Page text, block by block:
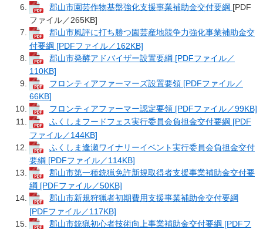
郡山市園芸作物基盤強化支援事業補助金交付要綱 [PDF
ファイル／265KB]
郡山市風評に打ち勝つ園芸産地競争力強化事業補助金交
付要綱 [PDFファイル／162KB]
郡山市発酵アドバイザー設置要綱 [PDFファイル／
110KB]
フロンティアファーマーズ設置要領 [PDFファイル／
66KB]
フロンティアファーマー認定要領 [PDFファイル／99KB]
ふくしまフードフェス実行委員会負担金交付要綱 [PDF
ファイル／144KB]
ふくしま逢瀬ワイナリーイベント実行委員会負担金交付
要綱 [PDFファイル／114KB]
郡山市第一種銃猟免許新規取得者支援事業補助金交付要
綱 [PDFファイル／50KB]
郡山市新規狩猟者初期費用支援事業補助金交付要綱
[PDFファイル／117KB]
郡山市銃猟初心者技術向上事業補助金交付要綱 [PDFフ